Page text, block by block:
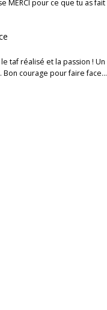
MERCI pour ce que tu as fait
taf réalisé et la passion ! Un
Bon courage pour faire face…